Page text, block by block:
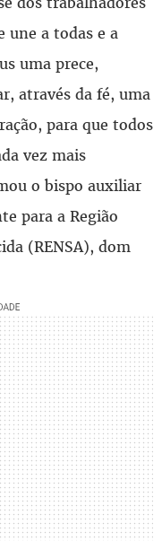
une a todas e a
uma prece,
através da fé, uma
para que todos
vez mais
o bispo auxiliar
para a Região
(RENSA), dom